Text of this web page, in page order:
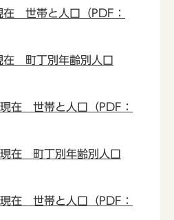
世帯と人口（PDF：
町丁別年齢別人口
在 世帯と人口（PDF：
在 町丁別年齢別人口
在 世帯と人口（PDF：